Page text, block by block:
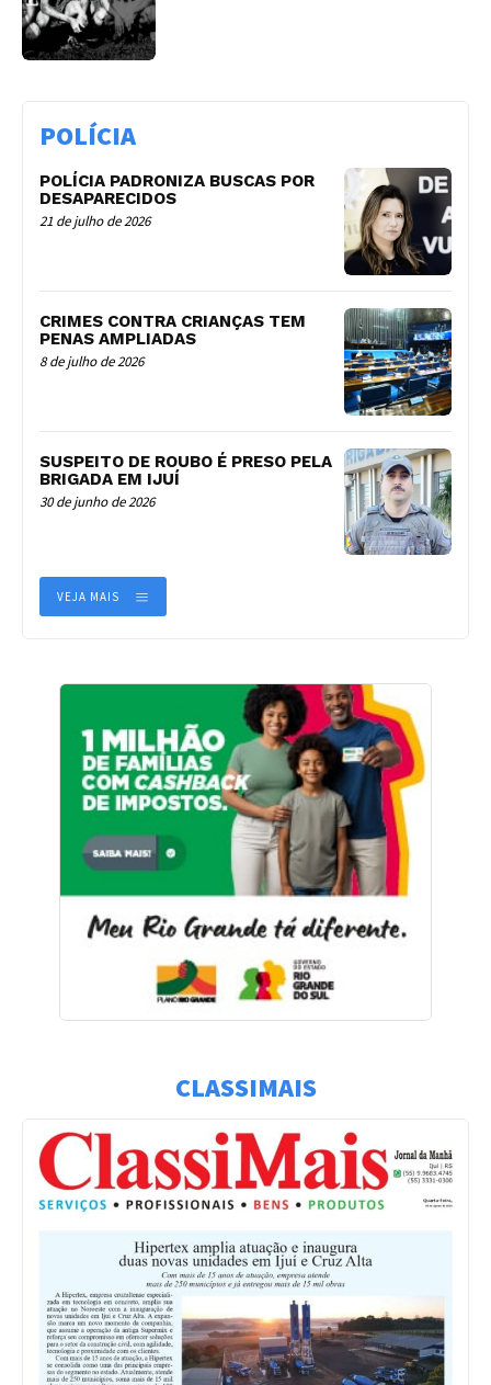
POLÍCIA
POLÍCIA PADRONIZA BUSCAS POR
DESAPARECIDOS
21 de julho de 2026
CRIMES CONTRA CRIANÇAS TEM
PENAS AMPLIADAS
8 de julho de 2026
SUSPEITO DE ROUBO É PRESO PELA
BRIGADA EM IJUÍ
30 de junho de 2026
VEJA MAIS
CLASSIMAIS